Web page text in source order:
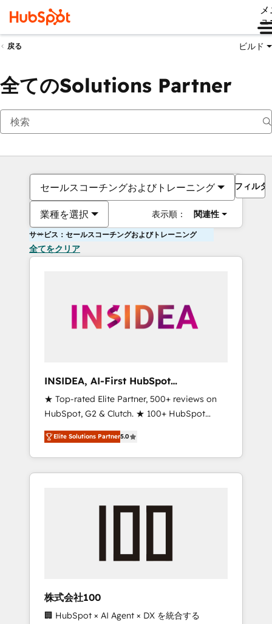
ュ
戻る ビルド
全てのSolutions Partner
セールスコーチングおよびトレーニング
業種を選択 表示順： 関連性
フィルタ
サービス：セールスコーチングおよびトレーニング
全てをクリア
INSIDEA, AI-First HubSpot
Onboarding & RevOps
★ Top-rated Elite Partner, 500+ reviews on
HubSpot, G2 & Clutch. ★ 100+ HubSpot
Certified Experts & Trainers across the team
★ 1,500+ implementations across five
continents ★ AI-First, RevOps-led,
Onboarding obsessed ★ Company of the
engine. We onboard your team, migrate your
from any legacy CRM. Zero downtime, full
data integrity. ➤ Implementation: Configure
Elite Solutions Partner5.0
株式会社100
🏢 HubSpot × AI Agent × DX を統合する